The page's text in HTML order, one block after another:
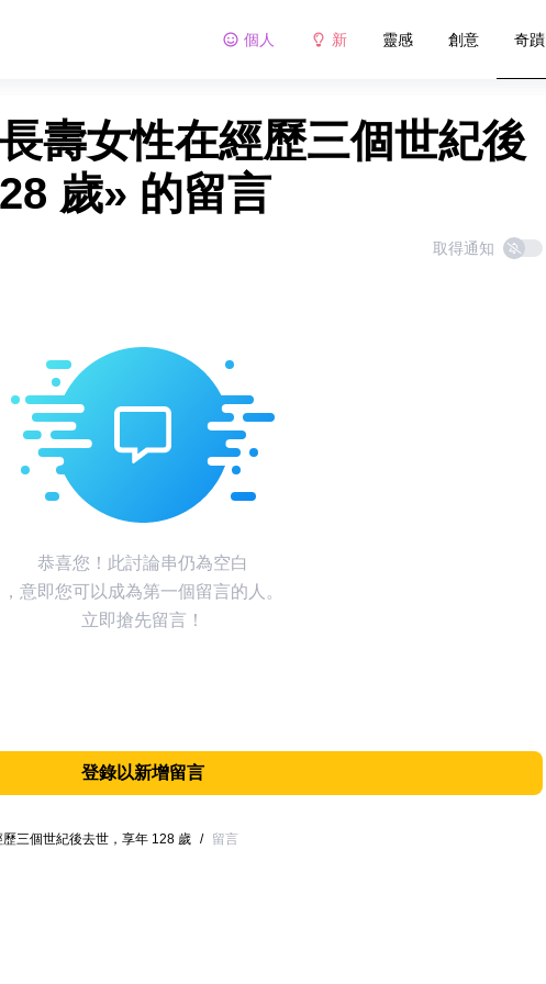
個人 新 靈感 創意 奇蹟
壽女性在經歷三個世紀後
歲» 的留言
取得通知
恭喜您！此討論串仍為空白
，意即您可以成為第一個留言的人。
立即搶先留言！
登錄以新增留言
三個世紀後去世，享年 128 歲 / 留言